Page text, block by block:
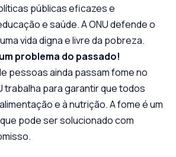
públicas eficazes e
e saúde. A ONU defende o
vida digna e livre da pobreza.
problema do passado!
pessoas ainda passam fome no
trabalha para garantir que todos
e à nutrição. A fome é um
pode ser solucionado com